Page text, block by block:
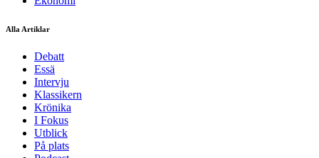
Alla Artiklar
Debatt
Essä
Intervju
Klassikern
Krönika
I Fokus
Utblick
På plats